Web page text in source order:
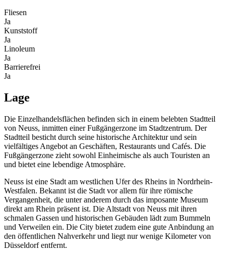
Fliesen
Ja
Kunststoff
Ja
Linoleum
Ja
Barrierefrei
Ja
Lage
Die Einzelhandelsflächen befinden sich in einem belebten Stadtteil
von Neuss, inmitten einer Fußgängerzone im Stadtzentrum. Der
Stadtteil besticht durch seine historische Architektur und sein
vielfältiges Angebot an Geschäften, Restaurants und Cafés. Die
Fußgängerzone zieht sowohl Einheimische als auch Touristen an
und bietet eine lebendige Atmosphäre.
Neuss ist eine Stadt am westlichen Ufer des Rheins in Nordrhein-
Westfalen. Bekannt ist die Stadt vor allem für ihre römische
Vergangenheit, die unter anderem durch das imposante Museum
direkt am Rhein präsent ist. Die Altstadt von Neuss mit ihren
schmalen Gassen und historischen Gebäuden lädt zum Bummeln
und Verweilen ein. Die City bietet zudem eine gute Anbindung an
den öffentlichen Nahverkehr und liegt nur wenige Kilometer von
Düsseldorf entfernt.